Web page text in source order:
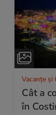
Vacanțe și
Cât a
în